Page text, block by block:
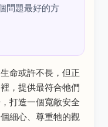
問題最好的方
命或許不長，但正
，提供最符合牠們
打造一個寬敞安全
細心、尊重牠的觀